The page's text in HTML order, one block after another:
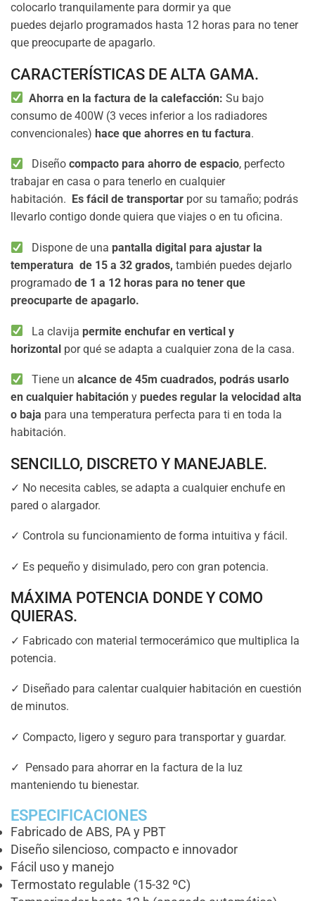
colocarlo tranquilamente para dormir ya que
puedes dejarlo programados hasta 12 horas para no tener
que preocuparte de apagarlo.
CARACTERÍSTICAS DE ALTA GAMA.
Ahorra en la factura de la calefacción:Su bajo
consumo de 400W (3 veces inferior a los radiadores
convencionales) hace que ahorres en tu factura.
Diseñocompacto para ahorro de espacio, perfecto
trabajar en casa o para tenerlo en cualquier
habitación.
Es fácil de transportar por su tamaño; podrás
llevarlo contigo donde quiera que viajes o en tu oficina.
Dispone de unapantalla digital para ajustar la
temperatura de 15 a 32 grados, también puedes dejarlo
programado de 1 a 12 horas para no tener que
preocuparte de apagarlo.
La clavijapermite enchufar en vertical y
horizontal por qué se adapta a cualquier zona de la casa.
Tiene unalcance de 45m cuadrados, podrás usarlo
en cualquier habitación y puedes regular la velocidad alta
o baja para una temperatura perfecta para ti en toda la
habitación.
SENCILLO, DISCRETO Y MANEJABLE.
✓ No necesita cables, se adapta a cualquier enchufe en
pared o alargador.
✓ Controla su funcionamiento de forma intuitiva y fácil.
✓ Es pequeño y disimulado, pero con gran potencia.
MÁXIMA POTENCIA DONDE Y COMO
QUIERAS.
✓ Fabricado con material termocerámico que multiplica la
potencia.
✓ Diseñado para calentar cualquier habitación en cuestión
de minutos.
✓ Compacto, ligero y seguro para transportar y guardar.
✓ Pensado para ahorrar en la factura de la luz
manteniendo tu bienestar.
ESPECIFICACIONES
Fabricado de ABS, PA y PBT
Diseño silencioso, compacto e innovador
Fácil uso y manejo
Termostato regulable (15-32 ºC)